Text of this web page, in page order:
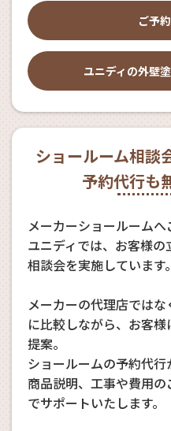
ご予
ユニディの外壁
ショールーム相
予約代行も
メーカーショールーム
ユニディでは、お客様
相談会を実施しています。
メーカーの代理店では
に比較しながら、お客
提案。
ショールームの予約代
商品説明、工事や費用
でサポートいたします。